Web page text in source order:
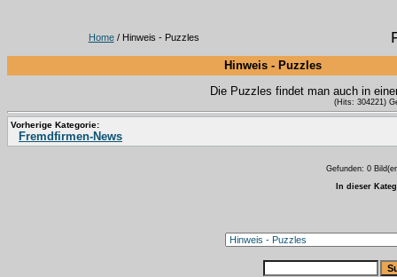
Home/ Hinweis - Puzzles
Hinweis - Puzzles
Die Puzzles findet man auch in
(Hits: 304221)
Vorherige Kategorie:
Fremdfirmen-News
Gefunden: 0
In dieser